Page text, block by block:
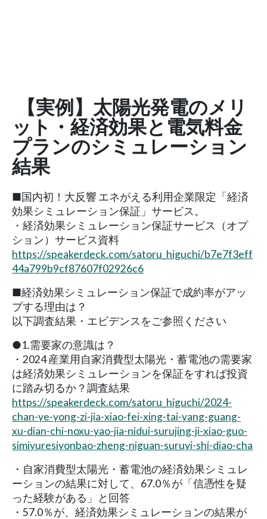
【実例】太陽光発電のメリ
ット・経済効果と電気料金
プランのシミュレーション
結果
■国内初！大反響 エネがえる利用企業限定「経済
効果シミュレーション保証」サービス。
・経済効果シミュレーション保証サービス（オプ
ション）サービス資料
https://speakerdeck.com/satoru_higuchi/b7e7f3eff
44a799b9cf87607f02926c6
■経済効果シミュレーション保証で成約率がアッ
プする理由は？
以下調査結果・エビデンスをご参照ください
●1.需要家の意識は？
・2024 産業用自家消費型太陽光・蓄電池の需要家
は経済効果シミュレーションを保証をすれば投資
に踏み切るか？調査結果
https://speakerdeck.com/satoru_higuchi/2024-
chan-ye-yong-zi-jia-xiao-fei-xing-tai-yang-guang-
xu-dian-chi-noxu-yao-jia-nidui-surujing-ji-xiao-guo-
simiyuresiyonbao-zheng-niguan-suruyi-shi-diao-cha
・自家消費型太陽光・蓄電池の経済効果シミュレ
ーションの結果に対して、67.0％が「信憑性を疑
った経験がある」と回答
・57.0％が、経済効果シミュレーションの結果が